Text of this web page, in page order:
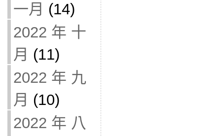
一月 (14)
2022 年 十
月 (11)
2022 年 九
月 (10)
2022 年 八